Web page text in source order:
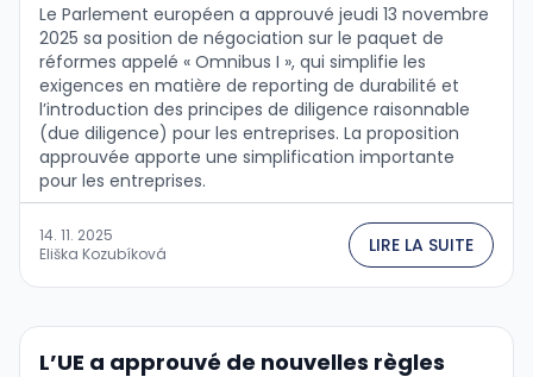
Le Parlement européen a approuvé jeudi 13 novembre
2025 sa position de négociation sur le paquet de
réformes appelé « Omnibus I », qui simplifie les
exigences en matière de reporting de durabilité et
l’introduction des principes de diligence raisonnable
(due diligence) pour les entreprises. La proposition
approuvée apporte une simplification importante
pour les entreprises.
14. 11. 2025
Eliška Kozubíková
LIRE LA SUITE
L’UE a approuvé de nouvelles règles